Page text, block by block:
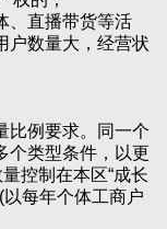
直播带货等活
户数量大，经营状
例要求。同一个
个类型条件，以更
控制在本区“成长
以每年个体工商户